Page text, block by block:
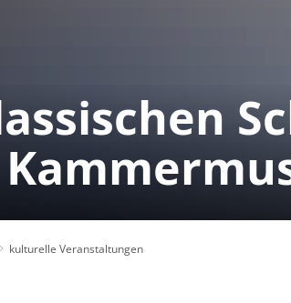
kulturelle Veranstaltungen